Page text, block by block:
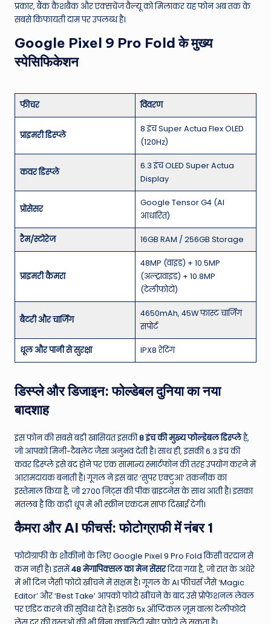
प्रकार, बैंक कैशबैक और एक्सचेंज वैल्यू को मिलाकर यह फोन अब तक के
सबसे किफायती दाम पर उपलब्ध है।
Google Pixel 9 Pro Fold के मुख्य
स्पेसिफिकेशन
फीचर विवरण
प्राइमरी डिस्प्ले
8 इंच Super Actua Flex OLED
(120Hz)
कवर डिस्प्ले
6.3 इंच OLED Super Actua
Display
प्रोसेसर
Google Tensor G4 (AI
आधारित)
रैम/स्टोरेज 16GB RAM / 256GB Storage
प्राइमरी कैमरा
48MP (वाइड) + 10.5MP
(अल्ट्रावाइड) + 10.8MP
(टेलीफोटो)
बैटरी और चार्जिंग
4650mAh, 45W फास्ट चार्जिंग
सपोर्ट
धूल और पानी से सुरक्षा IPX8 रेटिंग
डिस्प्ले और डिजाइन: फोल्डेबल दुनिया का नया
बादशाह
इस फोन की सबसे बड़ी खासियत इसकी8 इंच की मुख्य फोल्डेबल डिस्प्लेहै,
जो आपको मिनी-टैबलेट जैसा अनुभव देती है।साथ ही, इसकी 6.3 इंच की
कवर डिस्प्ले इसे बंद होने पर एक सामान्य स्मार्टफोन की तरह उपयोग करने में
आरामदायक बनाती है।गूगल ने इस बार ‘सुपर एक्टुआ’ तकनीक का
इस्तेमाल किया है, जो 2700 निट्स की पीक ब्राइटनेस के साथ आती है।इसका
मतलब है कि कड़ी धूप में भी स्क्रीन एकदम साफ दिखाई देगी।
कैमरा और AI फीचर्स: फोटोग्राफी में नंबर 1
फोटोग्राफी के शौकीनों के लिए Google Pixel 9 Pro Fold किसी वरदान से
कम नहीं है। इसमें48 मेगापिक्सल का मेन सेंसरदिया गया है, जो रात के अंधेरे
में भी दिन जैसी फोटो खींचने में सक्षम है।गूगल के AI फीचर्स जैसे ‘Magic
Editor’ और ‘Best Take’ आपको फोटो खींचने के बाद उसे प्रोफेशनल लेवल
पर एडिट करने की सुविधा देते हैं। इसके 5x ऑप्टिकल ज़ूम वाला टेलीफोटो